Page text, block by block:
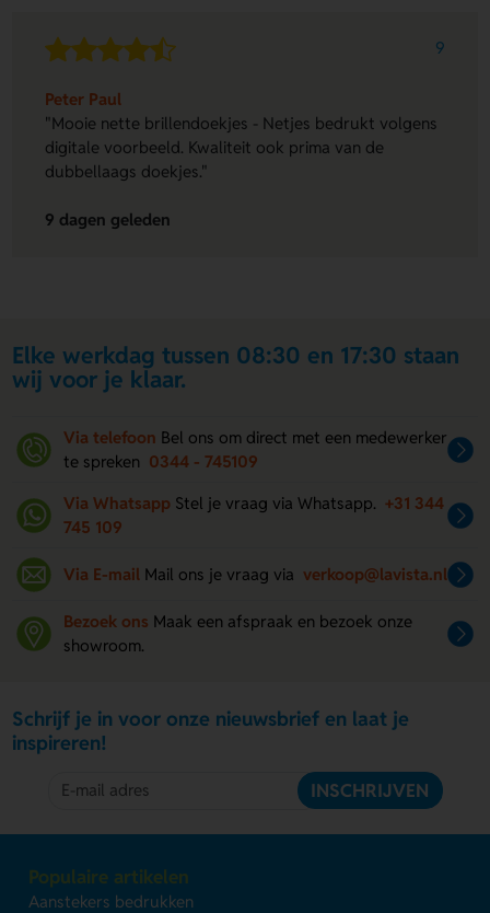
9
Peter Paul
"Mooie nette brillendoekjes - Netjes bedrukt volgens
digitale voorbeeld. Kwaliteit ook prima van de
dubbellaags doekjes."
9 dagen geleden
Elke werkdag tussen 08:30 en 17:30 staan
wij voor je klaar.
Via telefoon Bel ons om direct met een medewerker
te spreken 0344 - 745109
Via Whatsapp Stel je vraag via Whatsapp. +31 344
745 109
Via E-mail Mail ons je vraag via verkoop@lavista.nl
Bezoek ons Maak een afspraak en bezoek onze
showroom.
Schrijf je in voor onze nieuwsbrief en laat je
inspireren!
INSCHRIJVEN
Populaire artikelen
Aanstekers bedrukken